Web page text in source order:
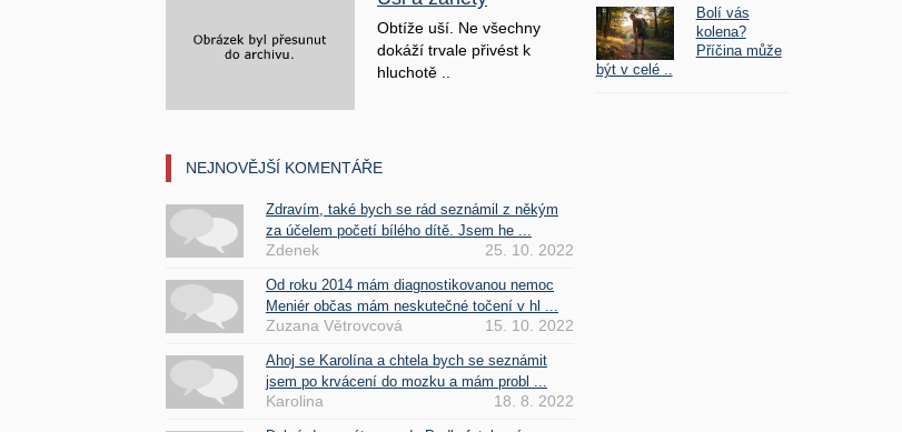
Obtíže uší. Ne všechny
dokáží trvale přivést k
hluchotě ..
NEJNOVĚJŠÍ KOMENTÁŘE
Zdravím, také bych se rád seznámil z někým
za účelem početí bílého dítě. Jsem he ...
Zdenek 25. 10. 2022
Od roku 2014 mám diagnostikovanou nemoc
Meniér občas mám neskutečné točení v hl ...
Zuzana Větrovcová 15. 10. 2022
Ahoj se Karolína a chtela bych se seznámit
jsem po krvácení do mozku a mám probl ...
Karolina 18. 8. 2022
Bolí vás
kolena?
Příčina může
být v celé ..